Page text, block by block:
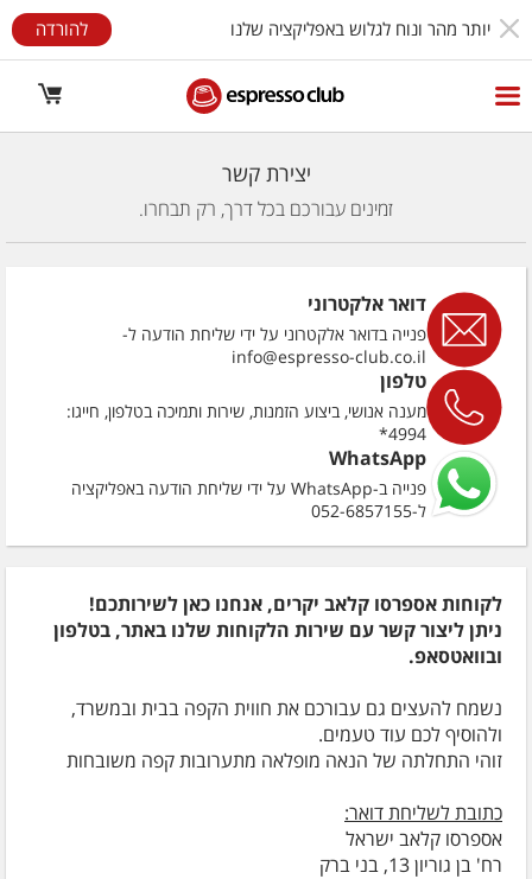
להורדה יותר מהר ונוח לגלוש באפליקציה שלנו
יצירת קשר
זמינים עבורכם בכל דרך, רק תבחרו.
דואר אלקטרוני
פנייה בדואר אלקטרוני על ידי שליחת הודעה ל-
info@espresso-club.co.il
טלפון
מענה אנושי, ביצוע הזמנות, שירות ותמיכה בטלפון, חייגו:
4994*
WhatsApp
פנייה ב-WhatsApp על ידי שליחת הודעה באפליקציה
ל-052-6857155
לקוחות אספרסו קלאב יקרים, אנחנו כאן לשירותכם!
ניתן ליצור קשר עם שירות הלקוחות שלנו באתר, בטלפון
ובוואטסאפ.
נשמח להעצים גם עבורכם את חווית הקפה בבית ובמשרד,
ולהוסיף לכם עוד טעמים.
זוהי התחלתה של הנאה מופלאה מתערובות קפה משובחות
כתובת לשליחת דואר:
אספרסו קלאב ישראל
רח' בן גוריון 13, בני ברק